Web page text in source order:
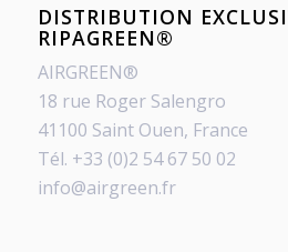
DISTRIBUTION
RIPAGREEN®
AIRGREEN®
18 rue Roger Salengro
41100 Saint Ouen, France
Tél. +33 (0)2 54 67 50 02
info@airgreen.fr